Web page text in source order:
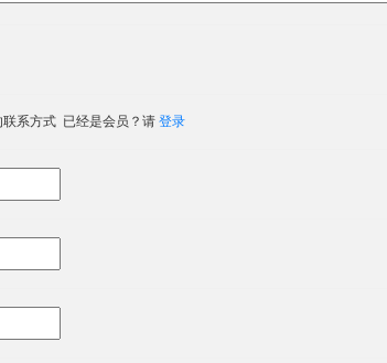
联系方式 已经是会员？请 登录